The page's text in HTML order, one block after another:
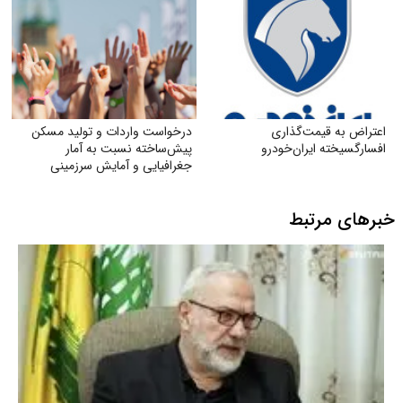
اعتراض به قیمت‌گذاری
افسارگسیخته ایران‌خودرو
درخواست واردات و تولید مسکن
پیش‌ساخته نسبت به آمار
جغرافیایی و آمایش سرزمینی
خبرهای مرتبط